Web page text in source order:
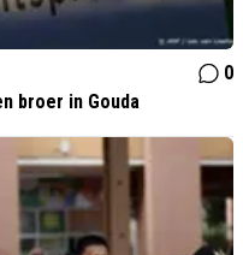
0
broer in Gouda